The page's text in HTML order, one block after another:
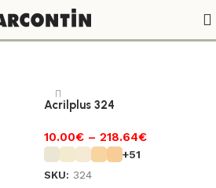
Pistola Airless
Acrilplus 324
10.00€ – 218.64€
+51
SKU: 324